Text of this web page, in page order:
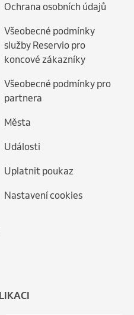
Ochrana osobních údajů
Všeobecné podmínky
služby Reservio pro
koncové zákazníky
Všeobecné podmínky pro
partnera
Města
Události
Uplatnit poukaz
Nastavení cookies